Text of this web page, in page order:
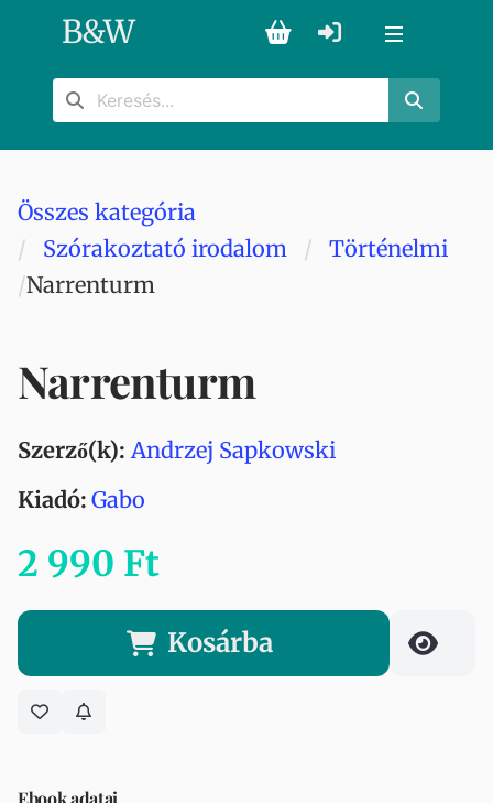
B&W
Összes kategória
Szórakoztató irodalom
Történelmi
Narrenturm
Narrenturm
Szerző(k): Andrzej Sapkowski
Kiadó: Gabo
2 990 Ft
Kosárba
Ebook adatai